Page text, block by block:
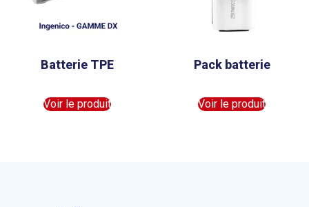
Batterie TPE
Voir le produit
Pack batterie
Voir le produit